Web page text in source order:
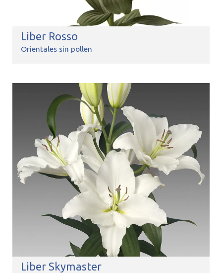
Liber Rosso
Orientales sin pollen
Liber Skymaster